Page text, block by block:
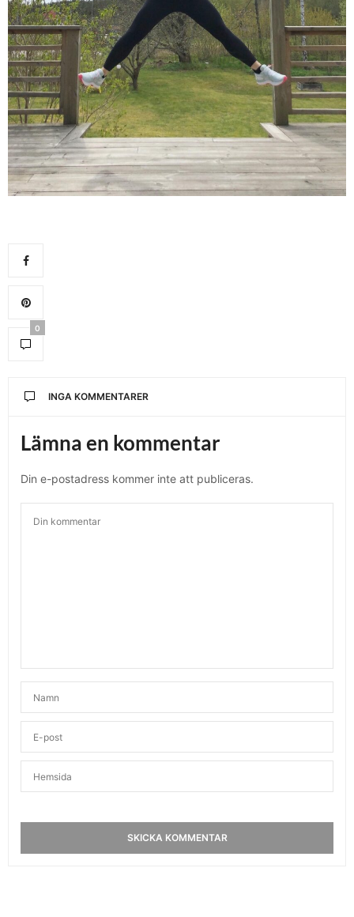
0
INGA KOMMENTARER
Lämna en kommentar
Din e-postadress kommer inte att publiceras.